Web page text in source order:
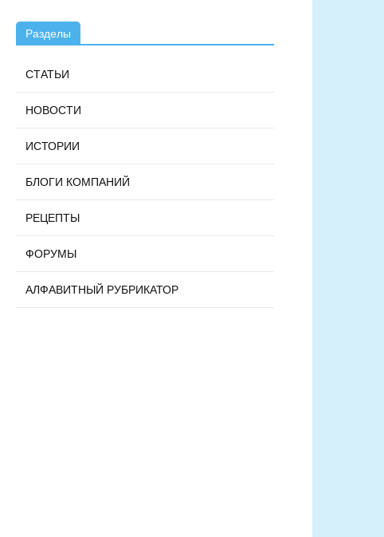
Разделы
СТАТЬИ
НОВОСТИ
ИСТОРИИ
БЛОГИ КОМПАНИЙ
РЕЦЕПТЫ
ФОРУМЫ
АЛФАВИТНЫЙ РУБРИКАТОР